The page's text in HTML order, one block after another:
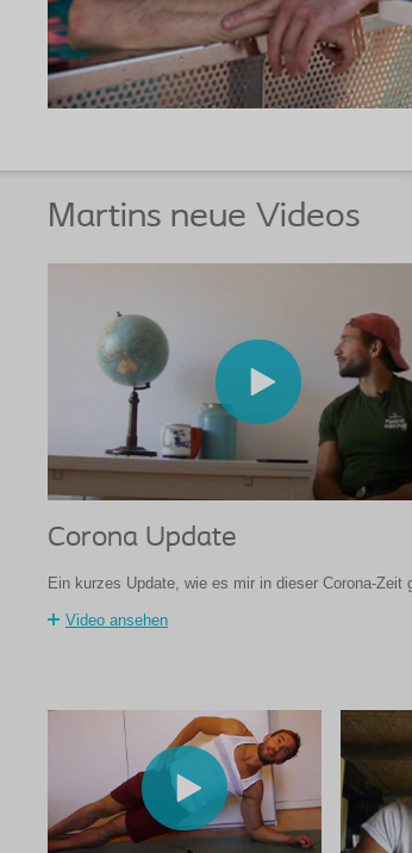
Martins neue Videos
Corona Update
Ein kurzes Update, wie es mir in dieser Corona-Zeit
Video ansehen